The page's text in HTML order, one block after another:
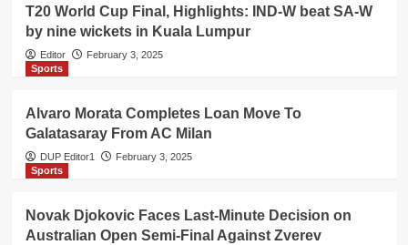
T20 World Cup Final, Highlights: IND-W beat SA-W
by nine wickets in Kuala Lumpur
Editor
February 3, 2025
Sports
Alvaro Morata Completes Loan Move To
Galatasaray From AC Milan
DUP Editor1
February 3, 2025
Sports
Novak Djokovic Faces Last-Minute Decision on
Australian Open Semi-Final Against Zverev